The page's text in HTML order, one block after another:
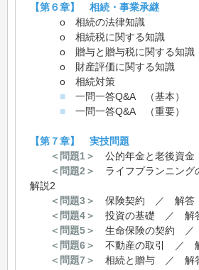
【第６章】 相続・事業承継
o 相続の法律知識
o 相続税に関する知識
o 贈与と贈与税に関する知識
o 財産評価に関する知識
o 相続対策
■ 一問一答Q&A （基本）
■ 一問一答Q&A （重要）
【第７章】 実技問題
＜問題1＞
公的年金と老後資
＜問題2＞
ライフプランニン
解説2
＜問題3＞
保険契約 ／ 解答
＜問題4＞
投資の基礎 ／ 解
＜問題5＞
生命保険の契約 ／
＜問題6＞
不動産の取引 ／
＜問題7＞
相続と贈与 ／ 解